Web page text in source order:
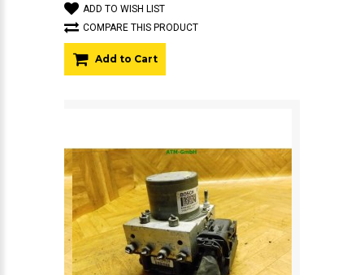
ADD TO WISH LIST
COMPARE THIS PRODUCT
Add to Cart